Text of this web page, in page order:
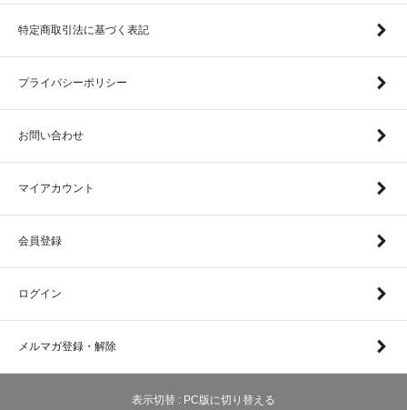
特定商取引法に基づく表記
プライバシーポリシー
お問い合わせ
マイアカウント
会員登録
ログイン
メルマガ登録・解除
表示切替 : PC版に切り替える